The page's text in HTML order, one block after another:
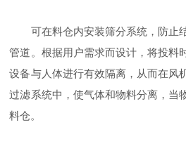
可在料仓内安装筛分系统，防止
管道。根据用户需求而设计，将投料
设备与人体进行有效隔离，从而在风
过滤系统中，使气体和物料分离，当
料仓。